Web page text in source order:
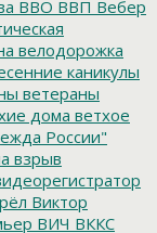
ВВО ВВП Вебер
велодорожка
каникулы
ветераны
дома ветхое
России"
взрыв
Виктор
ВИЧ ВККС